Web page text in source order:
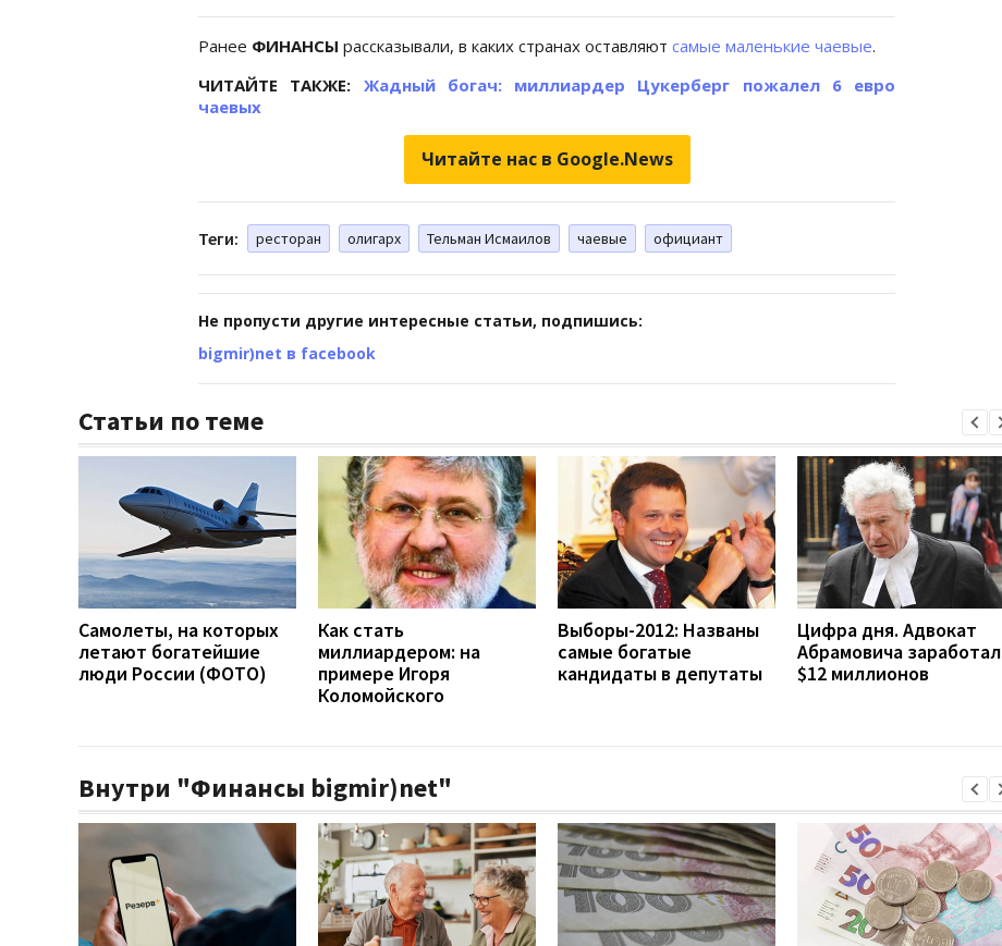
Ранее ФИНАНСЫ рассказывали, в каких странах оставляют самые маленькие чаевые.
ЧИТАЙТЕ ТАКЖЕ: Жадный богач: миллиардер Цукерберг пожалел 6 евро
чаевых
Читайте нас в Google.News
Теги: ресторан олигарх Тельман Исмаилов чаевые официант
Не пропусти другие интересные статьи, подпишись:
bigmir)net в facebook
Статьи по теме
Самолеты, на которых
летают богатейшие
люди России (ФОТО)
Как стать
миллиардером: на
примере Игоря
Коломойского
Выборы-2012: Названы
самые богатые
кандидаты в депутаты
Цифра дня. Адвокат
Абрамовича заработал
$12 миллионов
Внутри "Финансы bigmir)net"